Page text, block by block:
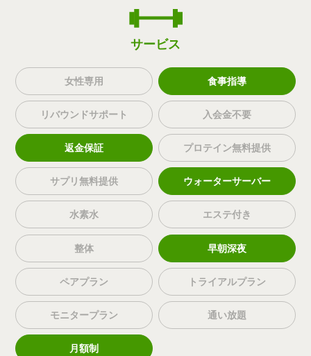
サービス
女性専用 食事指導
リバウンドサポート 入会金不要
返金保証 プロテイン無料提供
サプリ無料提供 ウォーターサーバー
水素水 エステ付き
整体 早朝深夜
ペアプラン トライアルプラン
モニタープラン 通い放題
月額制